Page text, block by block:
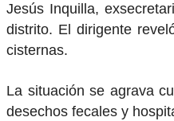
Jesús Inquilla,
distrito. El dirigente
cisternas.
La situación se agrava
desechos fecales y